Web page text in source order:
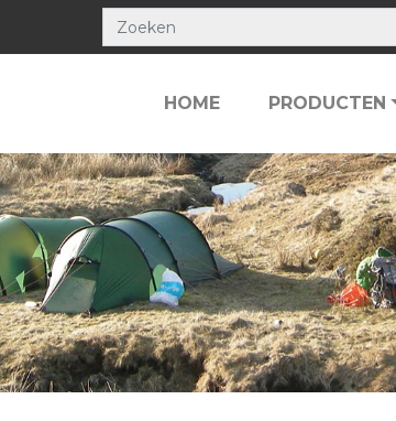
HOME PRODUCTEN